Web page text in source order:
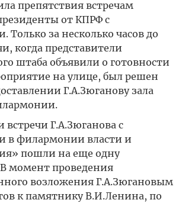
препятствия встречам
от КПРФ с
Только за несколько часов до
когда представители
штаба объявили о готовности
на улице, был решен
Г.А.Зюганову зала
Г.А.Зюганова с
в филармонии власти и
пошли на еще одну
момент проведения
возложения Г.А.Зюгановым
к памятнику В.И.Ленина, по